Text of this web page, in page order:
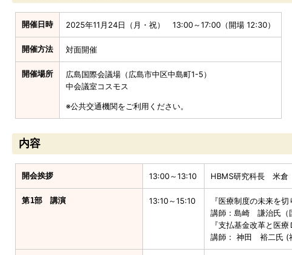
開催日時 2025年11月24日（月・祝） 13:00～17:00（開場 12:30）
開催方法 対面開催
開催場所
広島国際会議場（広島市中区中島町1-5）
中会議室コスモス
※公共交通機関をご利用ください。
内容
開会挨拶 13:00～13:10 HBMS研究科長 米
第1部 講演 13:10～15:10
『医療制度の未来を
講師：島崎 謙治氏（
『支払基金改革と医療
講師： 神田 裕二氏 (